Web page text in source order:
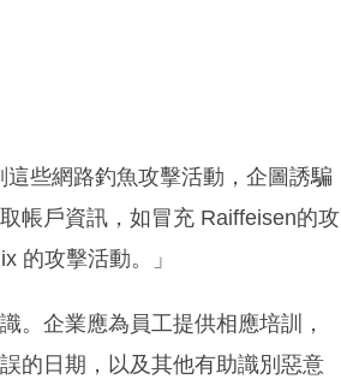
些網路釣魚攻擊活動，企圖誘騙
帳戶資訊，如冒充 Raiffeisen的攻
的攻擊活動。」
。企業應為員工提供相應培訓，
的日期，以及其他有助識別惡意